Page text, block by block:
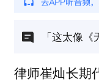
「这太像《
律师崔灿长期